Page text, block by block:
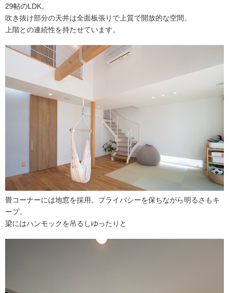
29帖のLDK。
吹き抜け部分の天井は全面板張りで上質で開放的な空間。
上階との連続性を持たせています。
畳コーナーには地窓を採用。プライバシーを保ちながら明るさもキ
ープ。
梁にはハンモックを吊るしゆったりと